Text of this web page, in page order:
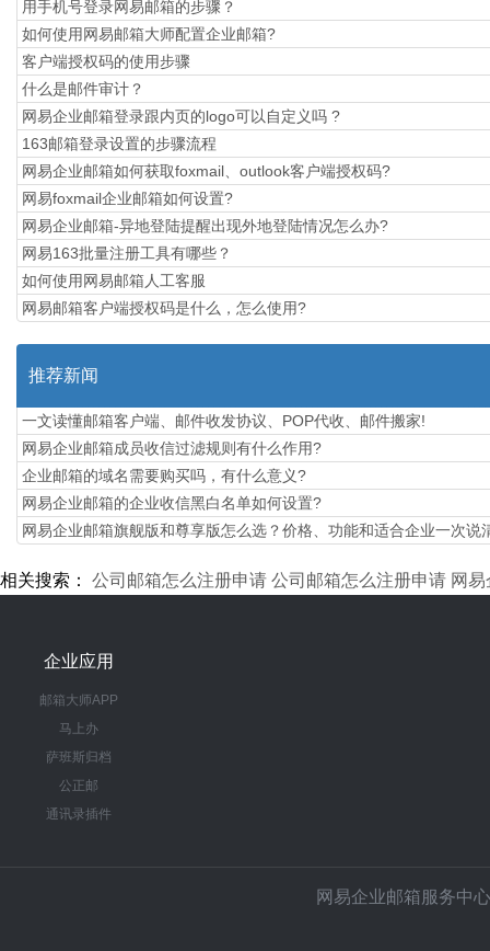
用手机号登录网易邮箱的步骤？
如何使用网易邮箱大师配置企业邮箱?
​客户端授权码的使用步骤
什么是邮件审计？
网易企业邮箱登录跟内页的logo可以自定义吗 ?
163邮箱登录设置的步骤流程
网易企业邮箱如何获取foxmail、outlook客户端授权码?
网易foxmail企业邮箱如何设置?
网易企业邮箱-异地登陆提醒出现外地登陆情况怎么办?
网易163批量注册工具有哪些？
如何使用网易邮箱人工客服
网易邮箱客户端授权码是什么，怎么使用?
推荐新闻
一文读懂邮箱客户端、邮件收发协议、POP代收、邮件搬家!
网易企业邮箱成员收信过滤规则有什么作用?
企业邮箱的域名需要购买吗，有什么意义?
网易企业邮箱的企业收信黑白名单如何设置?
网易企业邮箱旗舰版和尊享版怎么选？价格、功能和适合企业一次说
相关搜索： 公司邮箱怎么注册申请 公司邮箱怎么注册申请 网
企业应用
邮箱大师APP
马上办
萨班斯归档
公正邮
通讯录插件
网易企业邮箱服务